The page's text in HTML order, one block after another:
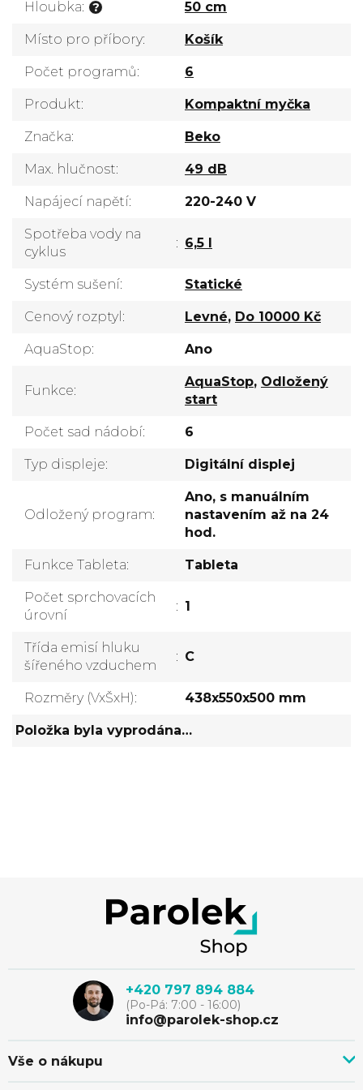
?
Hloubka: 50 cm
Místo pro příbory: Košík
Počet programů: 6
Produkt: Kompaktní myčka
Značka: Beko
Max. hlučnost: 49 dB
Napájecí napětí: 220-240 V
Spotřeba vody na
cyklus
: 6,5 l
Systém sušení: Statické
Cenový rozptyl : Levné, Do 10000 Kč
AquaStop: Ano
Funkce:
AquaStop, Odložený
start
Počet sad nádobí: 6
Typ displeje: Digitální displej
Odložený program:
Ano, s manuálním
nastavením až na 24
hod.
Funkce Tableta: Tableta
Počet sprchovacích
úrovní
: 1
Třída emisí hluku
šířeného vzduchem
: C
Rozměry (VxŠxH): 438x550x500 mm
Položka byla vyprodána…
t
+420 797 894 884
(Po-Pá: 7:00 - 16:00)
info@parolek-shop.cz
Vše o nákupu